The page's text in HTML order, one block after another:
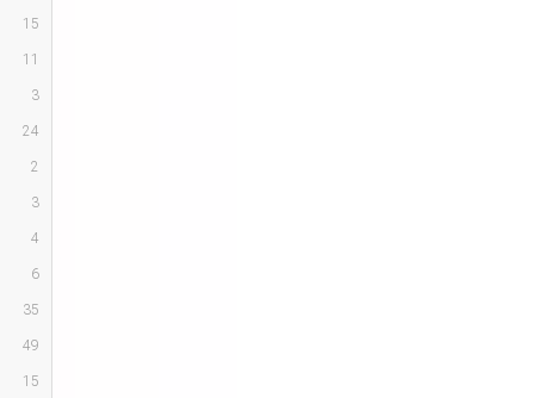
15
11
3
24
2
3
4
6
35
49
15